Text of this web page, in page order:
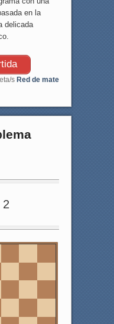
en la
delicada
s Red de mate
2